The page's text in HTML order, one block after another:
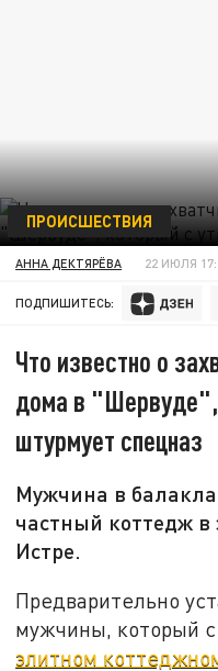
ПРОИСШЕСТВИЯ
АННА ДЕКТЯРЁВА 22 ИЮЛЯ
ПОДПИШИТЕСЬ:
Что известно о
дома в "Шервуде",
штурмует спецназ
Мужчина в
частный коттедж в
Истре.
Предварительно
мужчины, который
элитном